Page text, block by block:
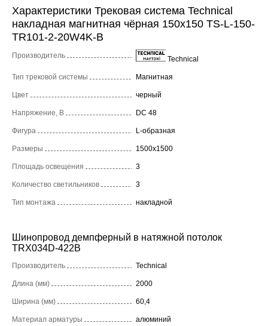
Характеристики Трековая система Technical
накладная магнитная чёрная 150x150 TS-L-150-
TR101-2-20W4K-B
Производитель Technical
Тип трековой системы Магнитная
Цвет черный
Напряжение, В DC 48
Фигура L-образная
Размеры 1500x1500
Площадь освещения 3
Количество светильников 3
Тип монтажа накладной
Шинопровод демпферный в натяжной потолок
TRX034D-422B
Производитель Technical
Длина (мм) 2000
Ширина (мм) 60,4
Материал арматуры алюминий